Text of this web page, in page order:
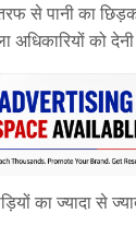
से पानी का
को देनी
का ज्यादा से